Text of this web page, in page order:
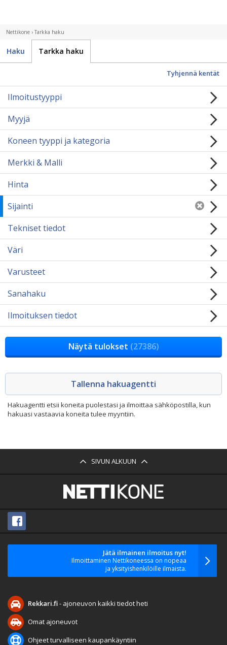
Nettikone › Tarkka haku
Haku Tarkka haku
Tyhjennä kentät
Ilmoitustyyppi
Myyjä
Koneen tyyppi ja kategoria
Merkki & Malli
Hinta
Sijainti
Tekniset tiedot
Väri
Varusteet
Sanahaku
Ilmoituksen tiedot
Näytä tulokset (27386)
Hakuagentti etsii koneita puolestasi ja ilmoittaa sähköpostilla, kun
hakuasi vastaavia koneita tulee myyntiin.
SIVUN ALKUUN
Jätä ilmainen ilmoitus nyt!
Ilmoittaminen Nettikoneessa on nopeaa
ja yksityishenkilöille ilmaista.
Rekkari.fi- ajoneuvon kaikki tiedot heti
Omat ajoneuvot
Ohjeet turvalliseen kaupankäyntiin